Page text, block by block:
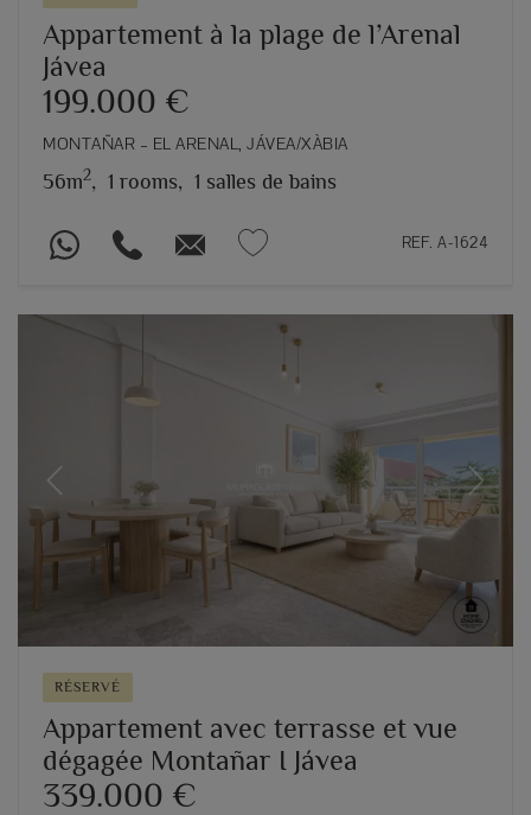
Appartement à la plage de l’Arenal
Jávea
199.000 €
MONTAÑAR – EL ARENAL, JÁVEA/XÀBIA
56m2, 1 rooms, 1 salles de bains
REF. A-1624
Previous Next
RÉSERVÉ
Appartement avec terrasse et vue
dégagée Montañar I Jávea
339.000 €